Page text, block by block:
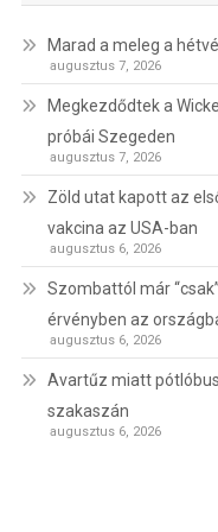
Marad a meleg a
augusztus 7, 2026
Megkezdődtek a
próbái Szegeden
augusztus 7, 2026
Zöld utat kapott az
vakcina az USA-ban
augusztus 6, 2026
Szombattól már
érvényben az
augusztus 6, 2026
Avartűz miatt
szakaszán
augusztus 6, 2026